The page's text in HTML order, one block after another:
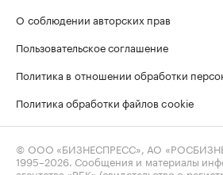
О соблюдении авторских прав
Пользовательское соглашение
Политика в отношении обработки
Политика обработки файлов cookie
© ООО «БИЗНЕСПРЕСС», АО
1995–2026. Сообщения и материалы